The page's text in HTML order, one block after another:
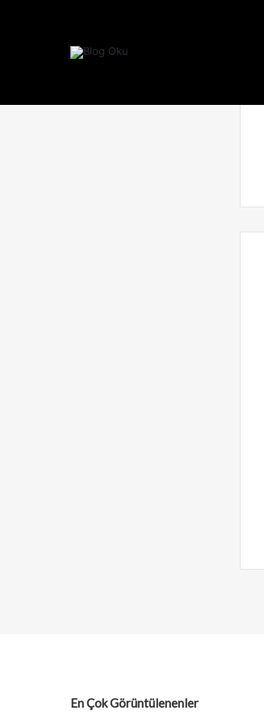
En Çok Görüntülenenler